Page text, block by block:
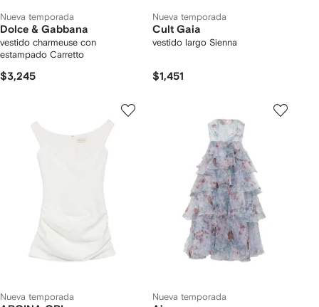
Nueva temporada
Dolce & Gabbana
vestido charmeuse con
estampado Carretto
$3,245
Nueva temporada
Cult Gaia
vestido largo Sienna
$1,451
Nueva temporada Nueva temporada